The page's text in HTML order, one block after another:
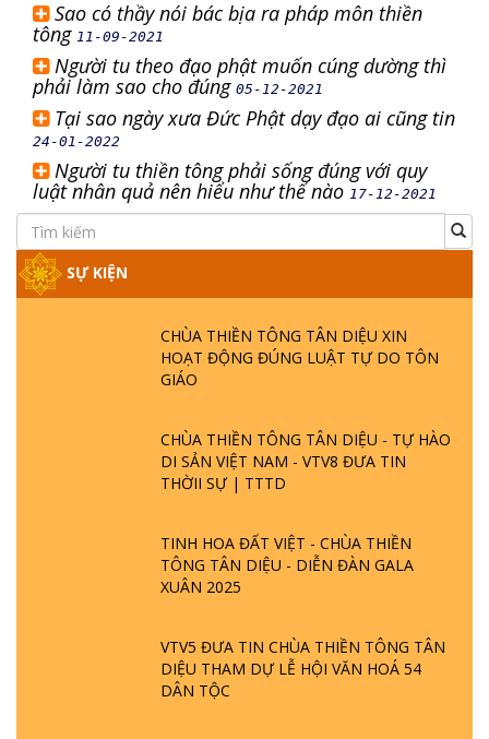
Sao có thầy nói bác bịa ra pháp môn thiền
tông 11-09-2021
Người tu theo đạo phật muốn cúng dường thì
phải làm sao cho đúng 05-12-2021
Tại sao ngày xưa Đức Phật dạy đạo ai cũng tin
24-01-2022
Người tu thiền tông phải sống đúng với quy
luật nhân quả nên hiểu như thế nào 17-12-2021
SỰ KIỆN
CHÙA THIỀN TÔNG TÂN DIỆU XIN
HOẠT ĐỘNG ĐÚNG LUẬT TỰ DO TÔN
GIÁO
CHÙA THIỀN TÔNG TÂN DIỆU - TỰ HÀO
DI SẢN VIỆT NAM - VTV8 ĐƯA TIN
THỜII SỰ | TTTD
TINH HOA ĐẤT VIỆT - CHÙA THIỀN
TÔNG TÂN DIỆU - DIỄN ĐÀN GALA
XUÂN 2025
VTV5 ĐƯA TIN CHÙA THIỀN TÔNG TÂN
DIỆU THAM DỰ LỄ HỘI VĂN HOÁ 54
DÂN TỘC